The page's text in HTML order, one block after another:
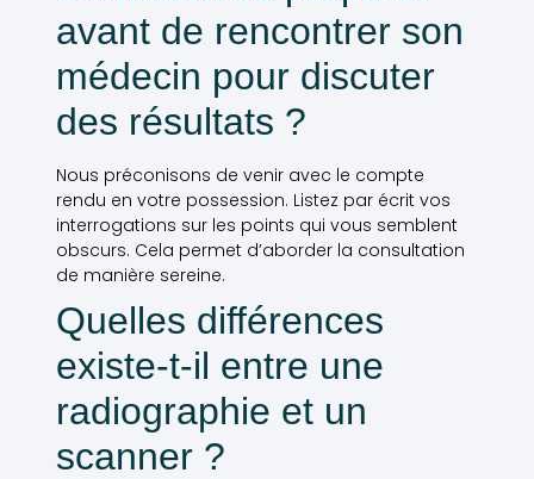
avant de rencontrer son
médecin pour discuter
des résultats ?
Nous préconisons de venir avec le compte
rendu en votre possession. Listez par écrit vos
interrogations sur les points qui vous semblent
obscurs. Cela permet d’aborder la consultation
de manière sereine.
Quelles différences
existe-t-il entre une
radiographie et un
scanner ?